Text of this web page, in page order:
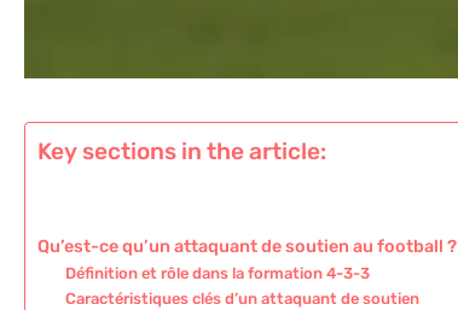
Key sections in the article:
Qu’est-ce qu’un attaquant de soutien au football ?
Définition et rôle dans la formation 4-3-3
Caractéristiques clés d’un attaquant de soutien